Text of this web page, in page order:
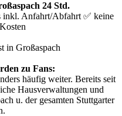
24 Std.
inkl. Anfahrt/Abfahrt ✅ keine
zu Fans:
häufig weiter. Bereits seit
Hausverwaltungen und
u. der gesamten Stuttgarter